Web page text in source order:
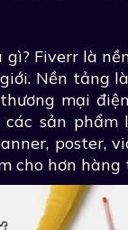
Fiverr là
Nền tảng
mại
sản
poster,
cho hơn hàng